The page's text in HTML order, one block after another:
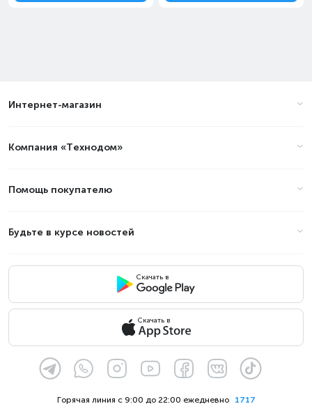
Интернет-магазин
Компания «Технодом»
Помощь покупателю
Будьте в курсе новостей
Скачать в
Скачать в
1717
Горячая линия с 9:00 до 22:00 ежедневно